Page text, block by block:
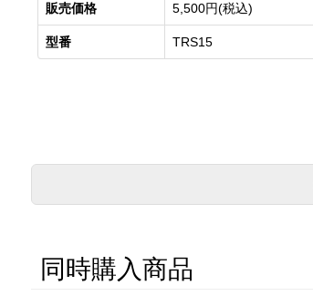
販売価格 5,500円(税込)
型番 TRS15
同時購入商品